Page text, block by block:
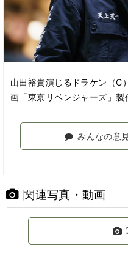
山田裕貴演じるドラケン（
画「東京リベンジャーズ」製
みんなの意
関連写真・動画